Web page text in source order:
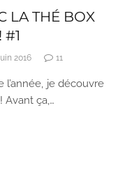
LA THÉ BOX
#1
2016 11
je découvre
Avant ça,…